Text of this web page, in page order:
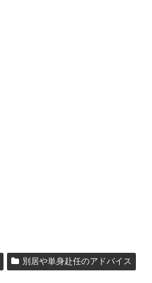
別居や単身赴任のアドバイス